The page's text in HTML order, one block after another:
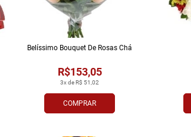
COMPRAR
3x de R$ 51,02
R$153,05
Belí­ssimo Bouquet De Rosas Chá